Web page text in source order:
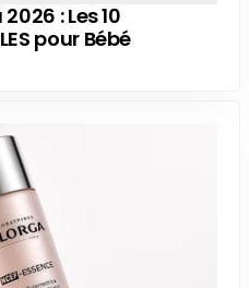
: Les 10
pour Bébé